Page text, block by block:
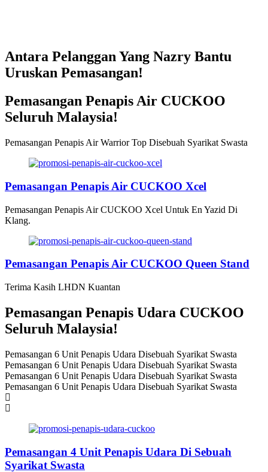
Antara Pelanggan Yang Nazry Bantu
Uruskan Pemasangan!
Pemasangan Penapis Air CUCKOO
Seluruh Malaysia!
Pemasangan Penapis Air Warrior Top Disebuah Syarikat Swasta
Pemasangan Penapis Air CUCKOO Xcel
Pemasangan Penapis Air CUCKOO Xcel Untuk En Yazid Di
Klang.
Pemasangan Penapis Air CUCKOO Queen Stand
Terima Kasih LHDN Kuantan
Pemasangan Penapis Udara CUCKOO
Seluruh Malaysia!
Pemasangan 6 Unit Penapis Udara Disebuah Syarikat Swasta
Pemasangan 6 Unit Penapis Udara Disebuah Syarikat Swasta
Pemasangan 6 Unit Penapis Udara Disebuah Syarikat Swasta
Pemasangan 6 Unit Penapis Udara Disebuah Syarikat Swasta
Pemasangan 4 Unit Penapis Udara Di Sebuah
Syarikat Swasta